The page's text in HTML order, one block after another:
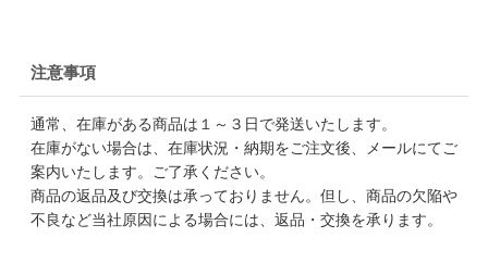
注意事項
通常、在庫がある商品は１～３日で発送いたします。
在庫がない場合は、在庫状況・納期をご注文後、メールにてご
案内いたします。ご了承ください。
商品の返品及び交換は承っておりません。但し、商品の欠陥や
不良など当社原因による場合には、返品・交換を承ります。